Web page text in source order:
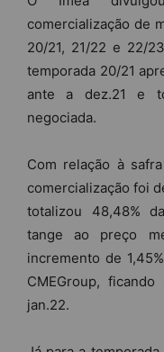
comercialização de
20/21, 21/22 e 22/
temporada 20/21
ante a dez.21 e
negociada.
Com relação à
comercialização foi
totalizou 48,48%
tange ao preço
incremento de
CMEGroup,
jan.22.